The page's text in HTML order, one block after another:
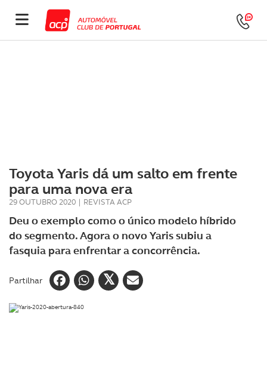
Toyota Yaris dá um salto em frente
para uma nova era
29 OUTUBRO 2020 | REVISTA ACP
Deu o exemplo como o único modelo híbrido
do segmento. Agora o novo Yaris subiu a
fasquia para enfrentar a concorrência.
Partilhar